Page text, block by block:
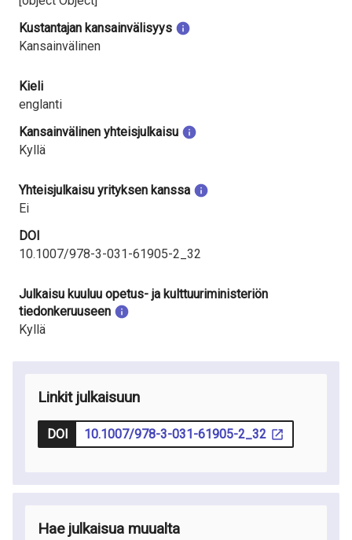
Kustantajan kansainvälisyys
Kansainvälinen
Kieli
englanti
Kansainvälinen yhteisjulkaisu
Kyllä
Yhteisjulkaisu yrityksen kanssa
Ei
DOI
10.1007/978-3-031-61905-2_32
Julkaisu kuuluu opetus- ja kulttuuriministeriön
tiedonkeruuseen
Kyllä
Linkit julkaisuun
DOI 10.1007/978-3-031-61905-2_32
Hae julkaisua muualta